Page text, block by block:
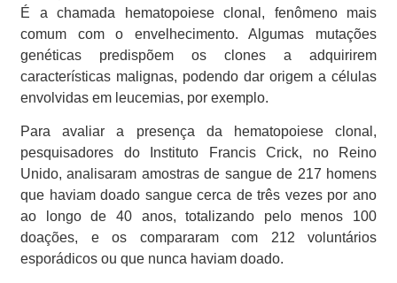
É a chamada hematopoiese clonal, fenômeno mais
comum com o envelhecimento. Algumas mutações
genéticas predispõem os clones a adquirirem
características malignas, podendo dar origem a células
envolvidas em leucemias, por exemplo.
Para avaliar a presença da hematopoiese clonal,
pesquisadores do Instituto Francis Crick, no Reino
Unido, analisaram amostras de sangue de 217 homens
que haviam doado sangue cerca de três vezes por ano
ao longo de 40 anos, totalizando pelo menos 100
doações, e os compararam com 212 voluntários
esporádicos ou que nunca haviam doado.